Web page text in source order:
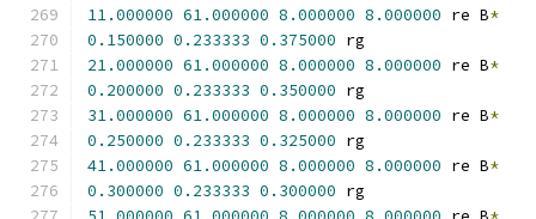
11.000000 61.000000 8.000000 8.000000 re B*
0.150000 0.233333 0.375000 rg
21.000000 61.000000 8.000000 8.000000 re B*
0.200000 0.233333 0.350000 rg
31.000000 61.000000 8.000000 8.000000 re B*
0.250000 0.233333 0.325000 rg
41.000000 61.000000 8.000000 8.000000 re B*
0.300000 0.233333 0.300000 rg